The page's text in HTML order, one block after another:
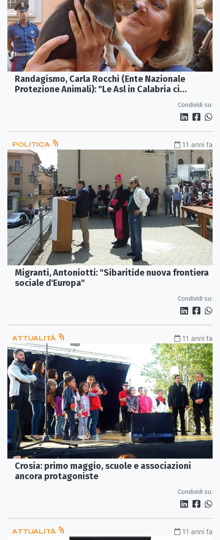
Randagismo, Carla Rocchi (Ente Nazionale
Protezione Animali): "Le Asl in Calabria ci
Condividi su:
POLITICA 11 anni fa
Migranti, Antoniotti: "Sibaritide nuova frontiera
sociale d'Europa"
Condividi su:
ATTUALITÀ 11 anni fa
Crosia: primo maggio, scuole e associazioni
ancora protagoniste
Condividi su:
ATTUALITÀ 11 anni fa